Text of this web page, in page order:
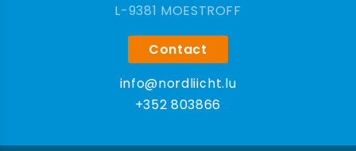
9381 MOESTROFF
Contact
info@nordliicht.lu
+352 803866